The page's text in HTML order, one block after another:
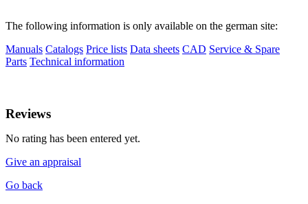
The following information is only available on the german site:
Manuals Catalogs Price lists Data sheets CAD Service & Spare
Parts Technical information
Reviews
No rating has been entered yet.
Give an appraisal
Go back